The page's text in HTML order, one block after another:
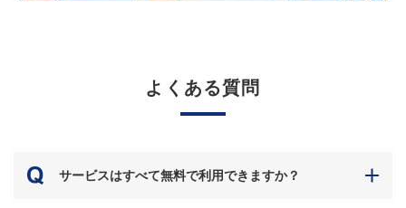
よくある質問
サービスはすべて無料で利用できますか？